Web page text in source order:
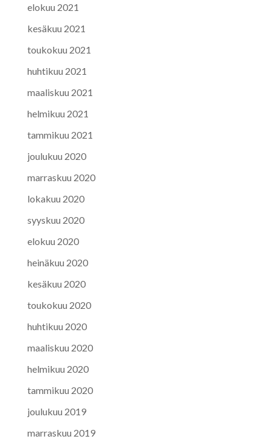
elokuu 2021
kesäkuu 2021
toukokuu 2021
huhtikuu 2021
maaliskuu 2021
helmikuu 2021
tammikuu 2021
joulukuu 2020
marraskuu 2020
lokakuu 2020
syyskuu 2020
elokuu 2020
heinäkuu 2020
kesäkuu 2020
toukokuu 2020
huhtikuu 2020
maaliskuu 2020
helmikuu 2020
tammikuu 2020
joulukuu 2019
marraskuu 2019